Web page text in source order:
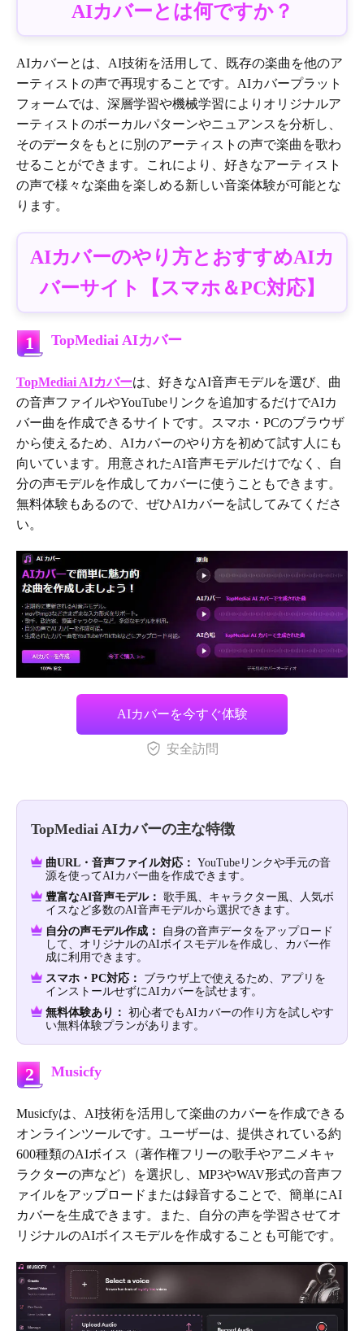
AIカバーとは何ですか？
AIカバーとは、AI技術を活用して、既存の楽曲を他のア
ーティストの声で再現することです。AIカバープラット
フォームでは、深層学習や機械学習によりオリジナルア
ーティストのボーカルパターンやニュアンスを分析し、
そのデータをもとに別のアーティストの声で楽曲を歌わ
せることができます。これにより、好きなアーティスト
の声で様々な楽曲を楽しめる新しい音楽体験が可能とな
ります。
AIカバーのやり方とおすすめAIカ
バーサイト【スマホ＆PC対応】
1 TopMediai AIカバー
TopMediai AIカバーは、好きなAI音声モデルを選び、曲
の音声ファイルやYouTubeリンクを追加するだけでAIカ
バー曲を作成できるサイトです。スマホ・PCのブラウザ
から使えるため、AIカバーのやり方を初めて試す人にも
向いています。用意されたAI音声モデルだけでなく、自
分の声モデルを作成してカバーに使うこともできます。
無料体験もあるので、ぜひAIカバーを試してみてくださ
い。
AIカバーを今すぐ体験
安全訪問
TopMediai AIカバーの主な特徴
曲URL・音声ファイル対応： YouTubeリンクや手元の音
源を使ってAIカバー曲を作成できます。
豊富なAI音声モデル： 歌手風、キャラクター風、人気ボ
イスなど多数のAI音声モデルから選択できます。
自分の声モデル作成：
自身の音声データをアップロード
して、オリジナルのAIボイスモデルを作成し、カバー作
成に利用できます。
スマホ・PC対応：
ブラウザ上で使えるため、アプリを
インストールせずにAIカバーを試せます。
無料体験あり： 初心者でもAIカバーの作り方を試しやす
い無料体験プランがあります。
2 Musicfy
Musicfyは、AI技術を活用して楽曲のカバーを作成できる
オンラインツールです。ユーザーは、提供されている約
600種類のAIボイス（著作権フリーの歌手やアニメキャ
ラクターの声など）を選択し、MP3やWAV形式の音声フ
ァイルをアップロードまたは録音することで、簡単にAI
カバーを生成できます。また、自分の声を学習させてオ
リジナルのAIボイスモデルを作成することも可能です。